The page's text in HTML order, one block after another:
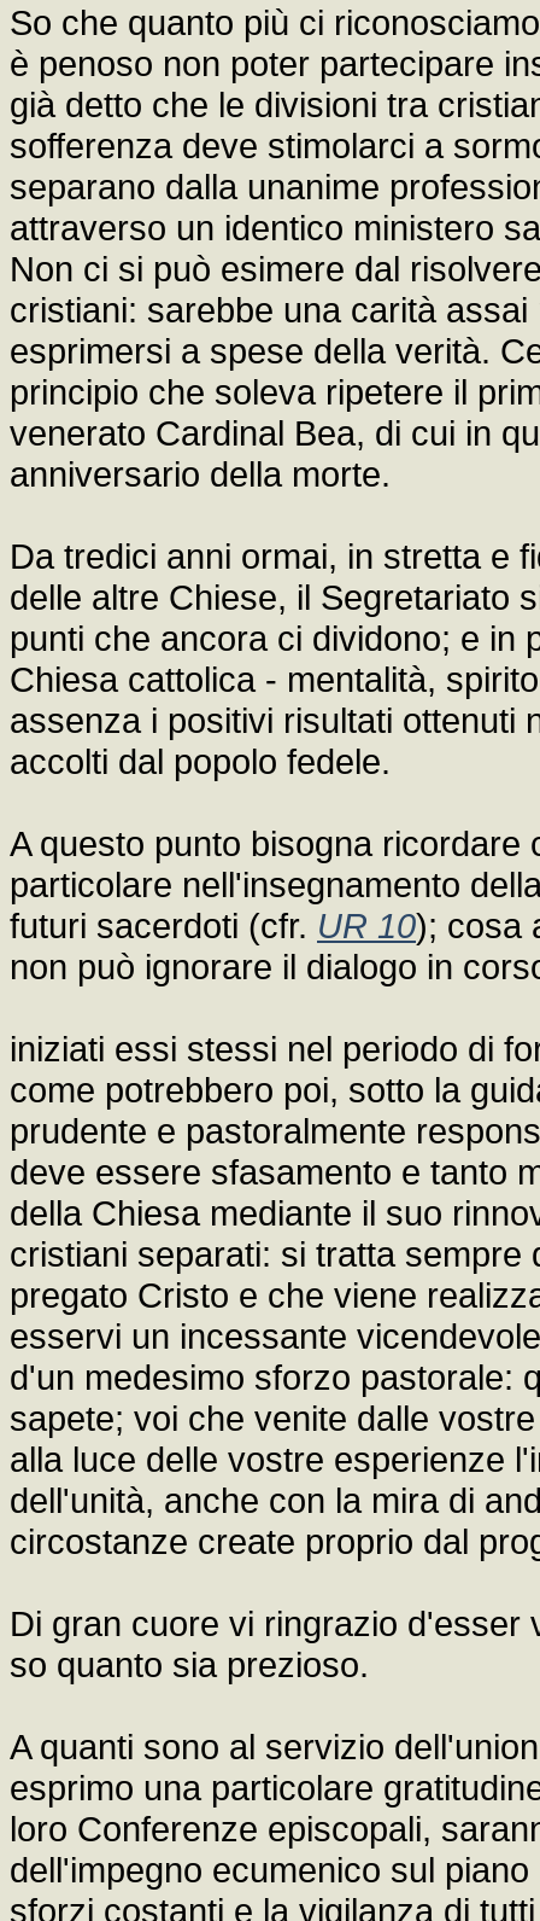
So che quanto più ci
è penoso non poter partecipare
già detto che le divisioni tra
sofferenza deve stimolarci a
separano dalla unanime
attraverso un identico ministero
Non ci si può esimere dal
cristiani: sarebbe una carità
esprimersi a spese della verità.
principio che soleva ripetere il
venerato Cardinal Bea, di cui in
anniversario della morte.
Da tredici anni ormai, in stretta e
delle altre Chiese, il Segretariato
punti che ancora ci dividono; e in
Chiesa cattolica - mentalità,
assenza i positivi risultati ottenuti
accolti dal popolo fedele.
A questo punto bisogna
particolare nell'insegnamento
futuri sacerdoti (cfr. UR 10); cosa
non può ignorare il dialogo in
iniziati essi stessi nel periodo di
come potrebbero poi, sotto la
prudente e pastoralmente
deve essere sfasamento e tanto
della Chiesa mediante il suo
cristiani separati: si tratta sempre
pregato Cristo e che viene
esservi un incessante
d'un medesimo sforzo pastorale:
sapete; voi che venite dalle
alla luce delle vostre esperienze
dell'unità, anche con la mira di
circostanze create proprio dal
Di gran cuore vi ringrazio d'esser
so quanto sia prezioso.
A quanti sono al servizio
esprimo una particolare
loro Conferenze episcopali,
dell'impegno ecumenico sul
sforzi costanti e la vigilanza di